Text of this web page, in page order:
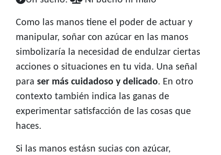
Como las manos tiene el poder de actuar y
manipular, soñar con azúcar en las manos
simbolizaría la necesidad de endulzar ciertas
acciones o situaciones en tu vida. Una señal
para ser más cuidadoso y delicado. En otro
contexto también indica las ganas de
experimentar satisfacción de las cosas que
haces.
Si las manos estásn sucias con azúcar,